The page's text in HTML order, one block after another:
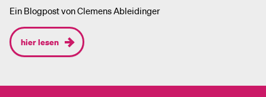
Ein Blogpost von Clemens Ableidinger
hier lesen